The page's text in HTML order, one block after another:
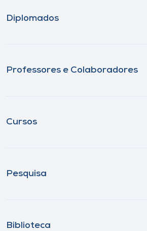
Diplomados
Professores e Colaboradores
Cursos
Pesquisa
Biblioteca